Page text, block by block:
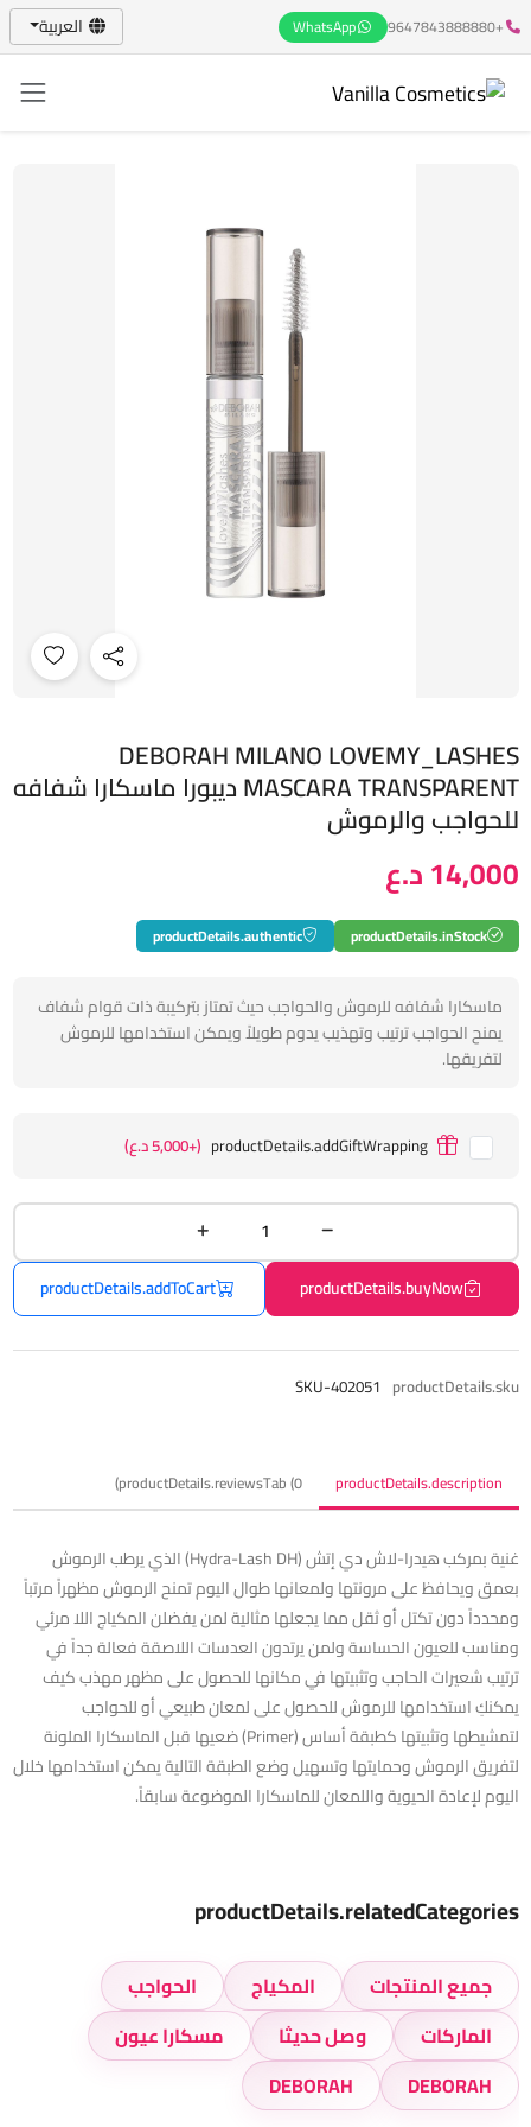
+9647843888880
WhatsApp العربية
DEBORAH MILANO LOVEMY_LASHES
MASCARA TRANSPARENT ديبورا ماسكارا شفافه
للحواجب والرموش
14,000 د.ع
productDetails.inStock
productDetails.authentic
ماسكارا شفافه للرموش والحواجب حيث تمتاز بتركيبة ذات قوام شفاف
يمنح الحواجب ترتيب وتهذيب يدوم طويلاً ويمكن استخدامها للرموش
لتفريقها.
productDetails.addGiftWrapping (+5,000 د.ع)
productDetails.buyNow
productDetails.addToCart
productDetails.sku
SKU-402051
productDetails.description
productDetails.reviewsTab (0)
غنية بمركب هيدرا-لاش دي إتش (Hydra-Lash DH) الذي يرطب الرموش
بعمق ويحافظ على مرونتها ولمعانها طوال اليوم تمنح الرموش مظهراً مرتباً
ومحدداً دون تكتل أو ثقل مما يجعلها مثالية لمن يفضلن المكياج اللا مرئي
ومناسب للعيون الحساسة ولمن يرتدون العدسات اللاصقة فعالة جداً في
ترتيب شعيرات الحاجب وتثبيتها في مكانها للحصول على مظهر مهذب كيف
يمكنكِ استخدامها للرموش للحصول على لمعان طبيعي أو للحواجب
لتمشيطها وتثبيتها كطبقة أساس (Primer) ضعيها قبل الماسكارا الملونة
لتفريق الرموش وحمايتها وتسهيل وضع الطبقة التالية يمكن استخدامها خلال
اليوم لإعادة الحيوية واللمعان للماسكارا الموضوعة سابقاً.
productDetails.relatedCategories
جميع المنتجات المكياج
الحواجب
الماركات
وصل حديثا
مسكارا عيون
DEBORAH
DEBORAH